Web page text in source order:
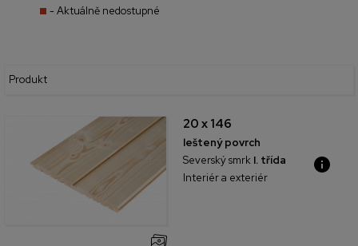
- Aktuálně nedostupné
Produkt
20 x 146
leštený povrch
Severský smrk I. třída
Interiér a exteriér